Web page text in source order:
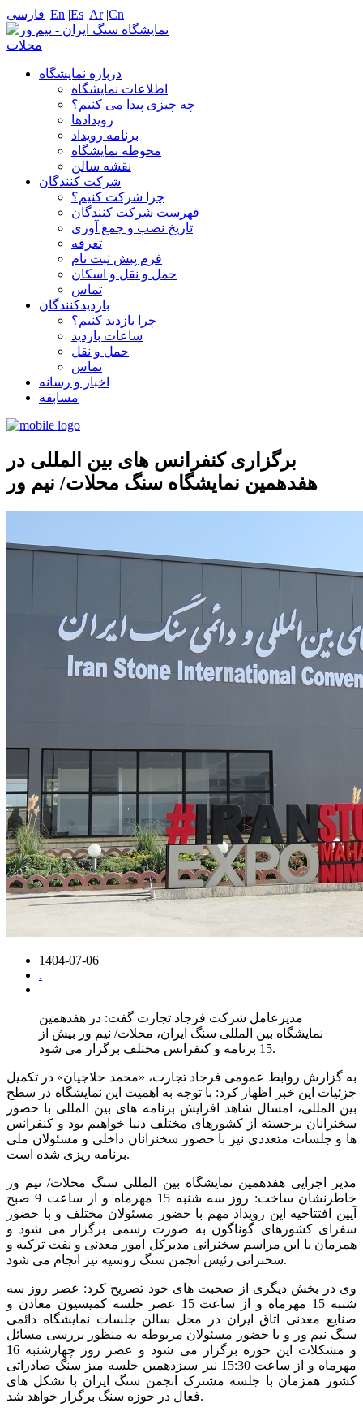
فارسی |En |Es |Ar|Cn
درباره نمایشگاه
اطلاعات نمایشگاه
چه چیزی پیدا می کنیم؟
رویدادها
برنامه رویداد
محوطه نمایشگاه
نقشه سالن
شرکت کنندگان
چرا شرکت کنیم؟
فهرست شرکت کنندگان
تاریخ نصب و جمع آوری
تعرفه
فرم پبش ثبت نام
حمل و نقل و اسکان
تماس
بازدیدکنندگان
چرا بازدید کنیم؟
ساعات بازدید
حمل و نقل
تماس
اخبار و رسانه
مسابقه
برگزاری کنفرانس های بین المللی در
هفدهمین نمایشگاه سنگ محلات/ نیم ور
1404-07-06
.
مدیرعامل شرکت فرجاد تجارت گفت: در هفدهمین
نمایشگاه بین المللی سنگ ایران، محلات/ نیم ور بیش از
15 برنامه و کنفرانس مختلف برگزار می شود.
به گزارش روابط عمومی فرجاد تجارت، «محمد حلاجیان» در تکمیل
جزئیات این خبر اظهار کرد: با توجه به اهمیت این نمایشگاه در سطح
بین المللی، امسال شاهد افزایش برنامه های بین المللی با حضور
سخنرانان برجسته از کشورهای مختلف دنیا خواهیم بود و کنفرانس
ها و جلسات متعددی نیز با حضور سخنرانان داخلی و مسئولان ملی
برنامه ریزی شده است.
مدیر اجرایی هفدهمین نمایشگاه بین المللی سنگ محلات/ نیم ور
خاطرنشان ساخت: روز سه شنبه 15 مهرماه و از ساعت 9 صبح
آیین افتتاحیه این رویداد مهم با حضور مسئولان مختلف و با حضور
سفرای کشورهای گوناگون به صورت رسمی برگزار می شود و
همزمان با این مراسم سخنرانی مدیرکل امور معدنی و نفت ترکیه و
سخنرانی رئیس انجمن سنگ روسیه نیز انجام می شود.
وی در بخش دیگری از صحبت های خود تصریح کرد: عصر روز سه
شنبه 15 مهرماه و از ساعت 15 عصر جلسه کمیسیون معادن و
صنایع معدنی اتاق ایران در محل سالن جلسات نمایشگاه دائمی
سنگ نیم ور و با حضور مسئولان مربوطه به منظور بررسی مسائل
و مشکلات این حوزه برگزار می شود و عصر روز چهارشنبه 16
مهرماه و از ساعت 15:30 نیز سیزدهمین جلسه میز سنگ صادراتی
کشور همزمان با جلسه مشترک انجمن سنگ ایران با تشکل های
فعال در حوزه سنگ برگزار خواهد شد.